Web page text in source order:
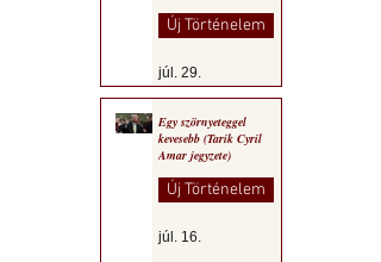
Új Történelem
júl. 29.
Egy szörnyeteggel
kevesebb (Tarik Cyril
Amar jegyzete)
Új Történelem
júl. 16.